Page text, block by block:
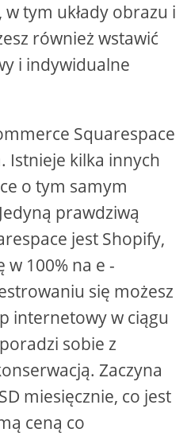
tym układy obrazu i
również wstawić
i indywidualne
Squarespace
Istnieje kilka innych
o tym samym
prawdziwą
jest Shopify,
100% na e -
się możesz
internetowy w ciągu
sobie z
Zaczyna
miesięcznie, co jest
ceną co